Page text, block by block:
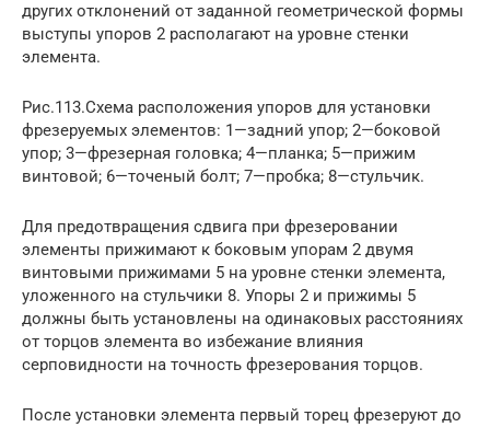
других отклонений от заданной геометрической формы
выступы упоров 2 располагают на уровне стенки
элемента.
Рис.113.Схема расположения упоров для установки
фрезеруемых элементов: 1—задний упор; 2—боковой
упор; 3—фрезерная головка; 4—планка; 5—прижим
винтовой; 6—точеный болт; 7—пробка; 8—стульчик.
Для предотвращения сдвига при фрезеровании
элементы прижимают к боковым упорам 2 двумя
винтовыми прижимами 5 на уровне стенки элемента,
уложенного на стульчики 8. Упоры 2 и прижимы 5
должны быть установлены на одинаковых расстояниях
от торцов элемента во избежание влияния
серповидности на точность фрезерования торцов.
После установки элемента первый торец фрезеруют до